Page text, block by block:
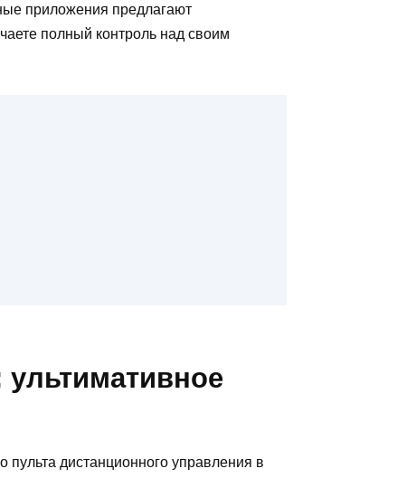
приложения предлагают
полный контроль над своим
пульта дистанционного управления в